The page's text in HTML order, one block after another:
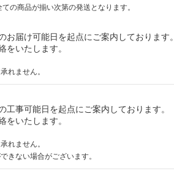
の商品が揃い次第の発送となります。
届け可能日を起点にご案内しております。
をいたします。
れません。
事可能日を起点にご案内しております。
をいたします。
れません。
きない場合がございます。